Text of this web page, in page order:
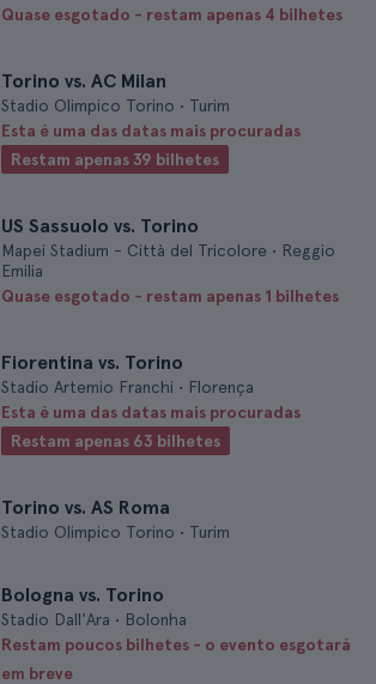
Quase esgotado - restam apenas 4 bilhetes
Torino vs. AC Milan
Stadio Olimpico Torino • Turim
Esta é uma das datas mais procuradas
Restam apenas 39 bilhetes
US Sassuolo vs. Torino
Mapei Stadium - Città del Tricolore • Reggio
Emilia
Quase esgotado - restam apenas 1 bilhetes
Fiorentina vs. Torino
Stadio Artemio Franchi • Florença
Esta é uma das datas mais procuradas
Restam apenas 63 bilhetes
Torino vs. AS Roma
Stadio Olimpico Torino • Turim
Bologna vs. Torino
Stadio Dall'Ara • Bolonha
Restam poucos bilhetes - o evento esgotará
em breve